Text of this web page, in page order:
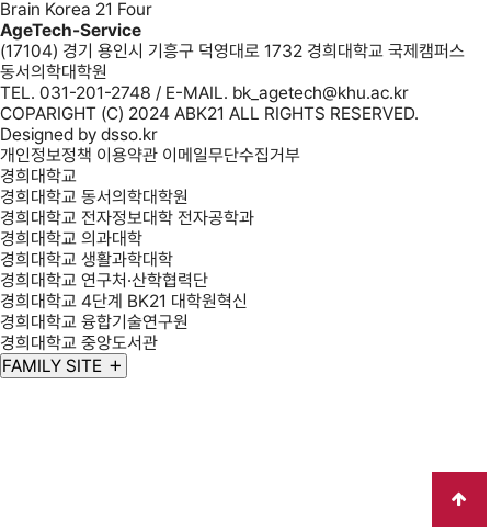
Brain Korea 21 Four
AgeTech-Service
(17104) 경기 용인시 기흥구 덕영대로 1732 경희대학교 국제캠퍼스
동서의학대학원
TEL. 031-201-2748 / E-MAIL. bk_agetech@khu.ac.kr
COPARIGHT (C) 2024 ABK21 ALL RIGHTS RESERVED.
Designed by dsso.kr
개인정보정책 이용약관 이메일무단수집거부
경희대학교
경희대학교 동서의학대학원
경희대학교 전자정보대학 전자공학과
경희대학교 의과대학
경희대학교 생활과학대학
경희대학교 연구처·산학협력단
경희대학교 4단계 BK21 대학원혁신
경희대학교 융합기술연구원
경희대학교 중앙도서관
FAMILY SITE